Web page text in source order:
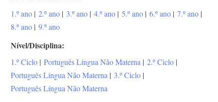
1.º ano | 2.º ano | 3.º ano | 4.º ano | 5.º ano | 6.º ano | 7.º ano |
8.º ano | 9.º ano
Nível/Disciplina
1.º Ciclo | Português Língua Não Materna | 2.º Ciclo |
Português Língua Não Materna | 3.º Ciclo |
Português Língua Não Materna